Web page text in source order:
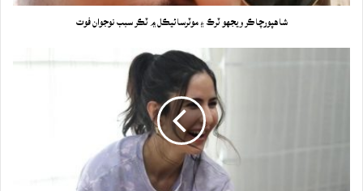
شاهپورچاڪر ويجهو ٽرڪ ۽ موٽرسائيڪل ۾ ٽڪر سبب نوجوان فوت